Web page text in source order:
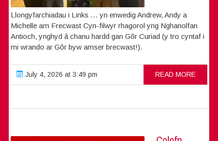
Llongyfarchiadau i Links … yn enwedig Andrew, Andy a
Michelle am Frecwast Cyn-filwyr rhagorol yng Nghanolfan
Antioch, ynghyd â chanu hardd gan Gôr Curiad (y tro cyntaf i
mi wrando ar Gôr byw amser brecwast!).
July 4, 2026 at 3:49 pm READ MORE